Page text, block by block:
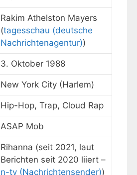
Rakim Athelston Mayers
(tagesschau (deutsche
Nachrichtenagentur))
3. Oktober 1988
New York City (Harlem)
Hip-Hop, Trap, Cloud Rap
ASAP Mob
Rihanna (seit 2021, laut
Berichten seit 2020 liiert –
n-tv (Nachrichtensender))